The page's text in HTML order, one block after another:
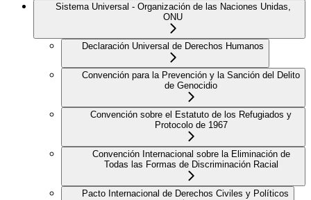
Sistema Universal - Organización de las Naciones Unidas,
ONU
Declaración Universal de Derechos Humanos
Convención para la Prevención y la Sanción del Delito
de Genocidio
Convención sobre el Estatuto de los Refugiados y
Protocolo de 1967
Convención Internacional sobre la Eliminación de
Todas las Formas de Discriminación Racial
Pacto Internacional de Derechos Civiles y Políticos